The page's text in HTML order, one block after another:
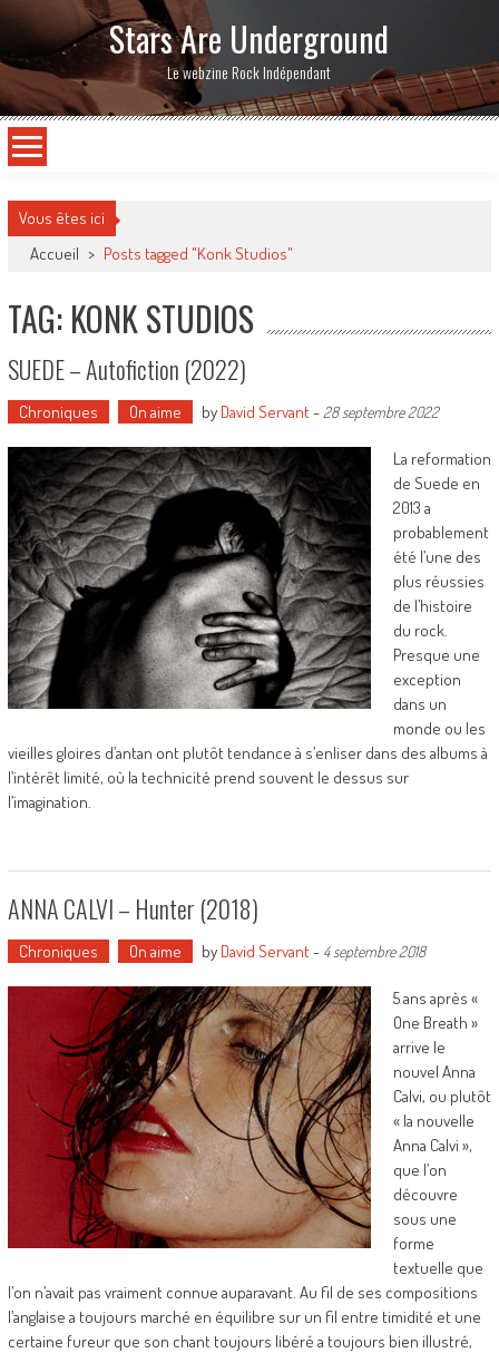
Stars Are Underground
Le webzine Rock Indépendant
Vous êtes ici
Accueil > Posts tagged "Konk Studios"
TAG: KONK STUDIOS
SUEDE – Autofiction (2022)
Chroniques On aime by David Servant- 28 septembre 2022
La reformation
de Suede en
2013 a
probablement
été l’une des
plus réussies
de l’histoire
du rock.
Presque une
exception
dans un
monde ou les
vieilles gloires d’antan ont plutôt tendance à s’enliser dans des albums à
l’intérêt limité, où la technicité prend souvent le dessus sur
l’imagination.
ANNA CALVI – Hunter (2018)
Chroniques On aime by David Servant- 4 septembre 2018
5 ans après «
One Breath »
arrive le
nouvel Anna
Calvi, ou plutôt
« la nouvelle
Anna Calvi »,
que l’on
découvre
sous une
forme
textuelle que
l’on n’avait pas vraiment connue auparavant. Au fil de ses compositions
l’anglaise a toujours marché en équilibre sur un fil entre timidité et une
certaine fureur que son chant toujours libéré a toujours bien illustré,